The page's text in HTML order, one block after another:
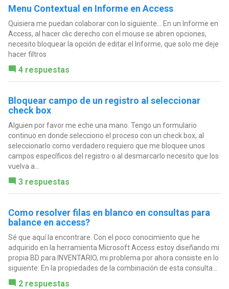
Menu Contextual en Informe en Access
Quisiera me puedan colaborar con lo siguiente... En un Informe en
Access, al hacer clic derecho con el mouse se abren opciones,
necesito bloquear la opción de editar el Informe, que solo me deje
hacer filtros
4 respuestas
Bloquear campo de un registro al seleccionar
check box
Alguien por favor me eche una mano. Tengo un formulario
continuo en donde selecciono el proceso con un check box, al
seleccionarlo como verdadero requiero que me bloquee unos
campos específicos del registro o al desmarcarlo necesito que los
vuelva a...
3 respuestas
Como resolver filas en blanco en consultas para
balance en access?
Sé que aquí la encontrare. Con el poco conocimiento que he
adquirido en la herramienta Microsoft Access estoy diseñando mi
propia BD para INVENTARIO, mi problema por ahora consiste en lo
siguiente: En la propiedades de la combinación de esta consulta...
2 respuestas